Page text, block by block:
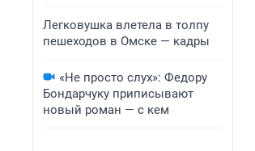
Легковушка влетела в толпу
пешеходов в Омске — кадры
«Не просто слух»: Федору
Бондарчуку приписывают
новый роман — с кем